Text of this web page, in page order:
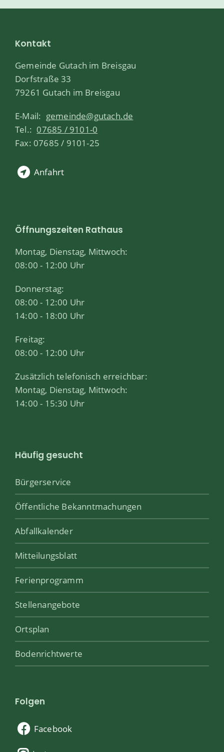
Kontakt
Gemeinde Gutach im Breisgau
Dorfstraße 33
79261 Gutach im Breisgau
E-Mail: gemeinde@gutach.de
Tel.: 07685 / 9101-0
Fax: 07685 / 9101-25
Anfahrt
Öffnungszeiten Rathaus
Montag, Dienstag, Mittwoch:
08:00 - 12:00 Uhr
Donnerstag:
08:00 - 12:00 Uhr
14:00 - 18:00 Uhr
Freitag:
08:00 - 12:00 Uhr
Zusätzlich telefonisch erreichbar:
Montag, Dienstag, Mittwoch:
14:00 - 15:30 Uhr
Häufig gesucht
Bürgerservice
Öffentliche Bekanntmachungen
Abfallkalender
Mitteilungsblatt
Ferienprogramm
Stellenangebote
Ortsplan
Bodenrichtwerte
Folgen
Facebook